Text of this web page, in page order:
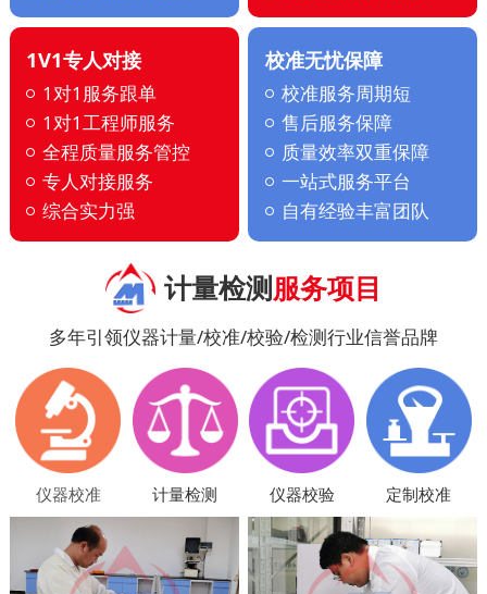
1V1专人对接
1对1服务跟单
1对1工程师服务
全程质量服务管控
专人对接服务
综合实力强
校准无忧保障
校准服务周期短
售后服务保障
质量效率双重保障
一站式服务平台
自有经验丰富团队
计量检测服务项目
多年引领仪器计量/校准/校验/检测行业信誉品牌
仪器校准 计量检测 仪器校验 定制校准